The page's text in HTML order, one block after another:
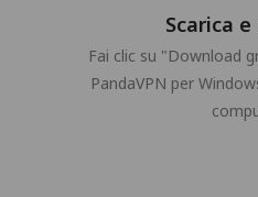
Scarica
Fai clic su "Download
PandaVPN per